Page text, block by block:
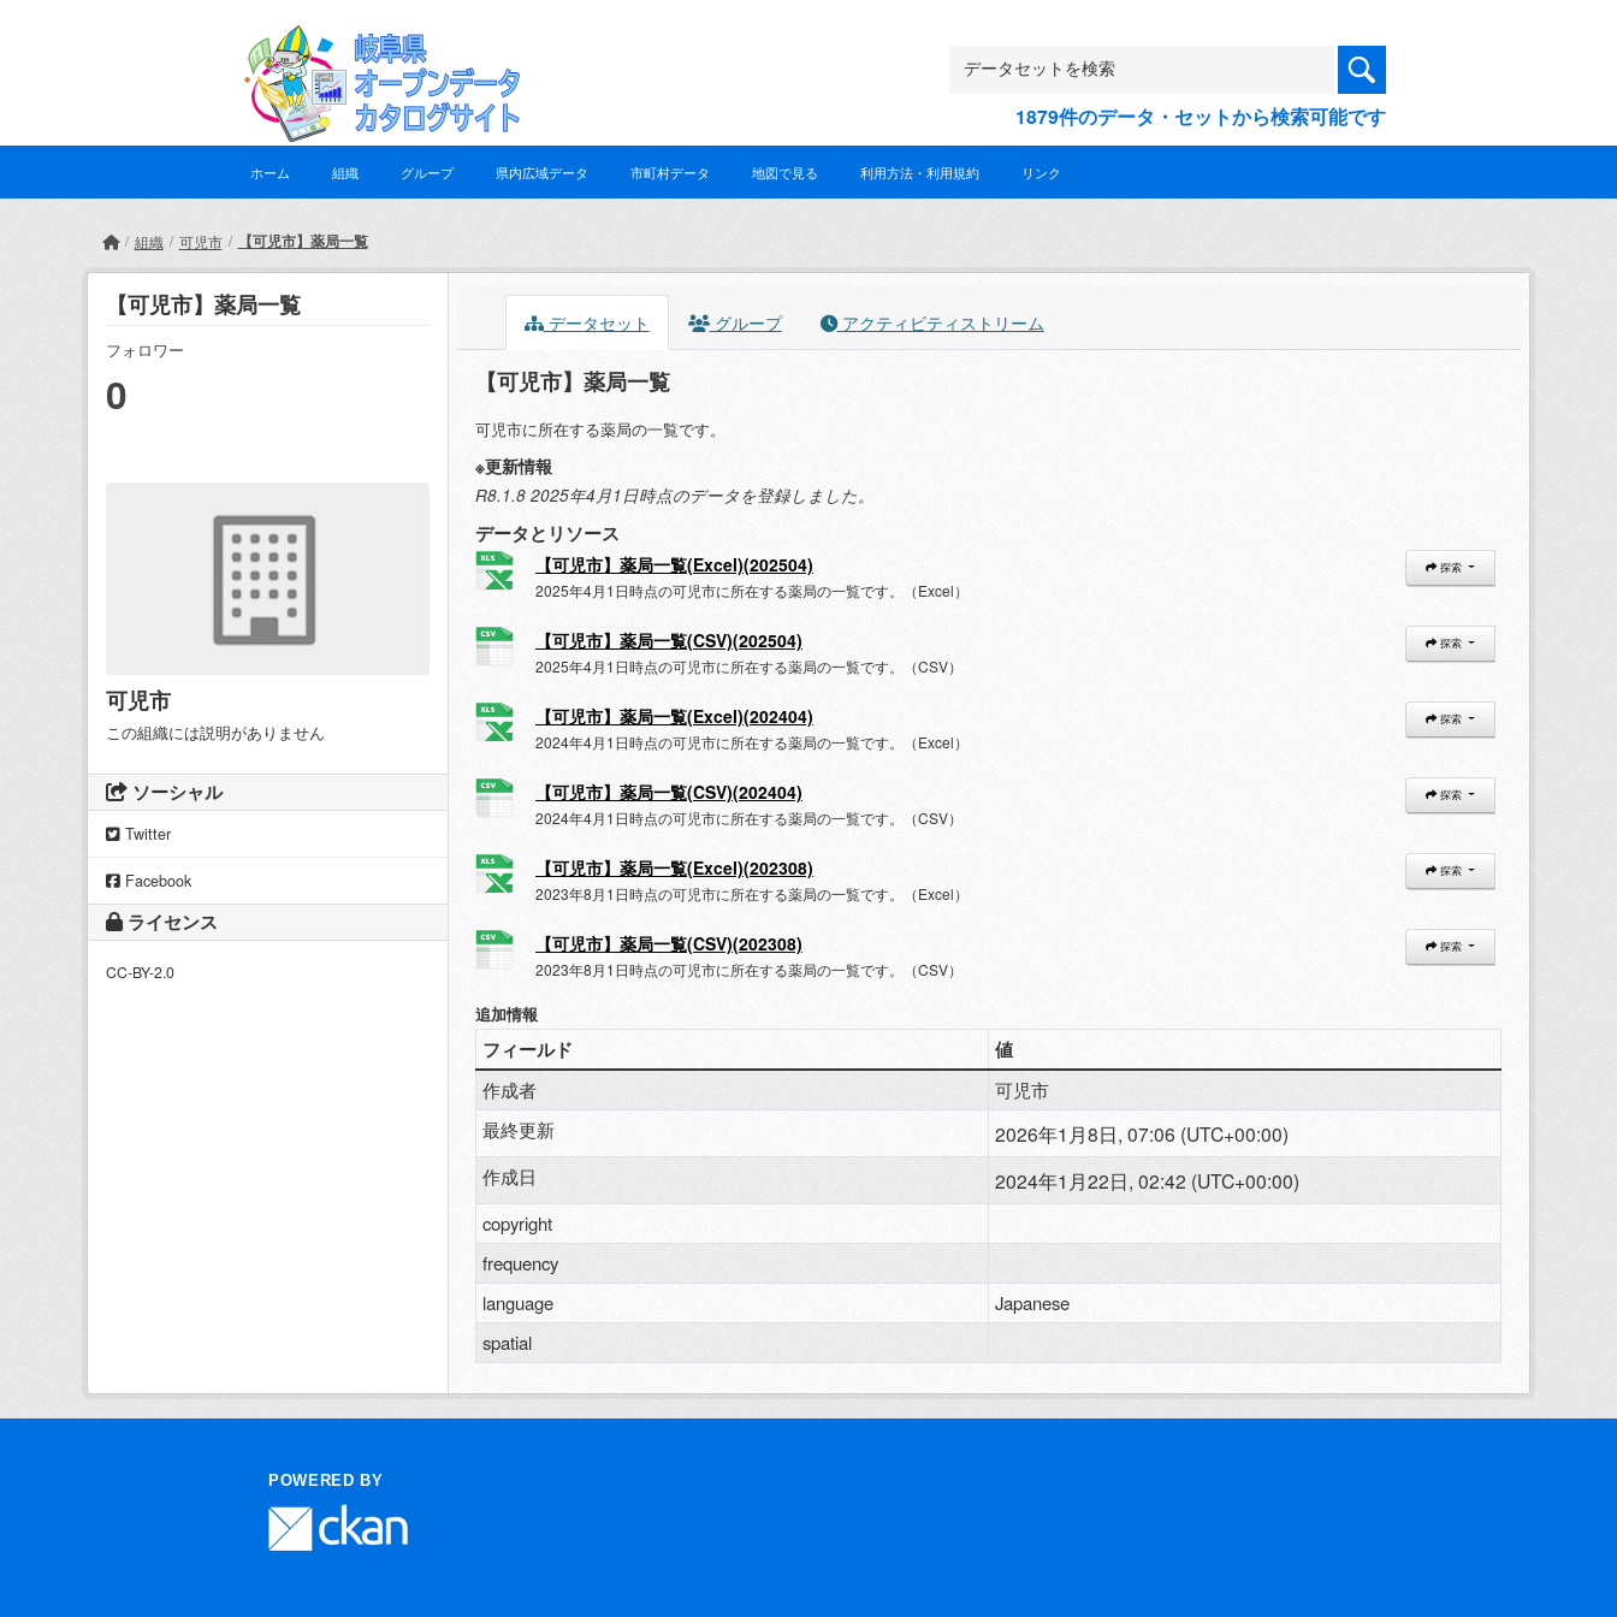
1879件のデータ・セットから検索可能です
ホーム 組織 グループ 県内広域データ 市町村データ 地図で見る 利用方法・利用規約 リンク
組織 可児市 【可児市】薬局一覧
【可児市】薬局一覧
フォロワー
0
可児市
この組織には説明がありません
ソーシャル
Twitter
Facebook
ライセンス
CC-BY-2.0
データセット グループ アクティビティストリーム
【可児市】薬局一覧
可児市に所在する薬局の一覧です。
※更新情報
R8.1.8 2025年4月1日時点のデータを登録しました。
データとリソース
【可児市】薬局一覧(Excel)(202504)
2025年4月1日時点の可児市に所在する薬局の一覧です。（Excel）
探索
【可児市】薬局一覧(CSV)(202504)
2025年4月1日時点の可児市に所在する薬局の一覧です。（CSV）
探索
【可児市】薬局一覧(Excel)(202404)
2024年4月1日時点の可児市に所在する薬局の一覧です。（Excel）
探索
【可児市】薬局一覧(CSV)(202404)
2024年4月1日時点の可児市に所在する薬局の一覧です。（CSV）
探索
【可児市】薬局一覧(Excel)(202308)
2023年8月1日時点の可児市に所在する薬局の一覧です。（Excel）
探索
【可児市】薬局一覧(CSV)(202308)
2023年8月1日時点の可児市に所在する薬局の一覧です。（CSV）
探索
追加情報
フィールド 値
作成者
可児市
最終更新
2026年1月8日, 07:06 (UTC+00:00)
作成日 2024年1月22日, 02:42 (UTC+00:00)
copyright
frequency
language
Japanese
spatial
POWERED BY